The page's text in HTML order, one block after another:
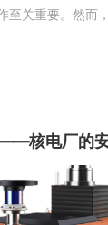
至关重要。然而
的应用则能有效
核电厂的